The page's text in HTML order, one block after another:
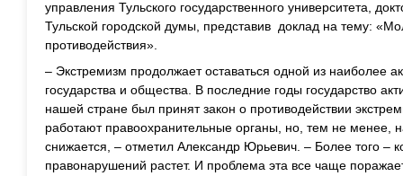
управления Тульского государственного университета,
Тульской городской думы, представив доклад на тему:
противодействия».
– Экстремизм продолжает оставаться одной из наиболее
государства и общества. В последние годы государство
нашей стране был принят закон о противодействии
работают правоохранительные органы, но, тем не менее,
снижается, – отметил Александр Юрьевич. – Более того –
правонарушений растет. И проблема эта все чаще